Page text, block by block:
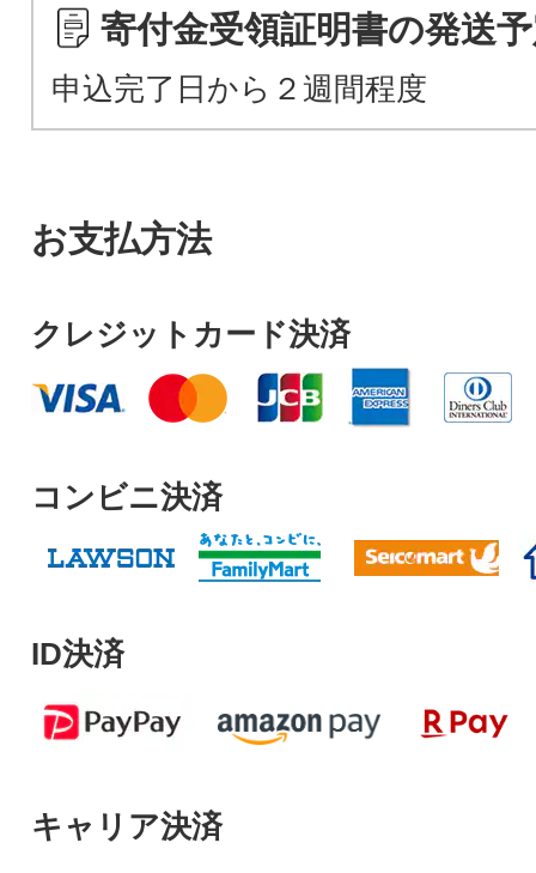
寄付金受領証明書の発送
申込完了日から２週間程度
お支払方法
クレジットカード決済
コンビニ決済
ID決済
キャリア決済